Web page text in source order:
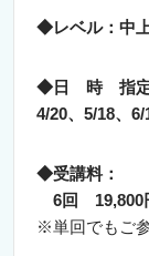
◆レベル：中
◆日 時 指定
4/20、5/18、6/
◆受講料：
6回 19,800
※単回でもご